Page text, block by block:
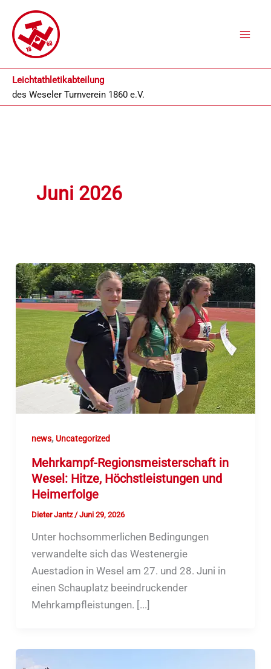
Inhalt
springen
Leichtathletikabteilung
des Weseler Turnverein 1860 e.V.
Juni 2026
news, Uncategorized
Mehrkampf-Regionsmeisterschaft in
Wesel: Hitze, Höchstleistungen und
Heimerfolge
Dieter Jantz /Juni 29, 2026
Unter hochsommerlichen Bedingungen
verwandelte sich das Westenergie
Auestadion in Wesel am 27. und 28. Juni in
einen Schauplatz beeindruckender
Mehrkampfleistungen. [...]